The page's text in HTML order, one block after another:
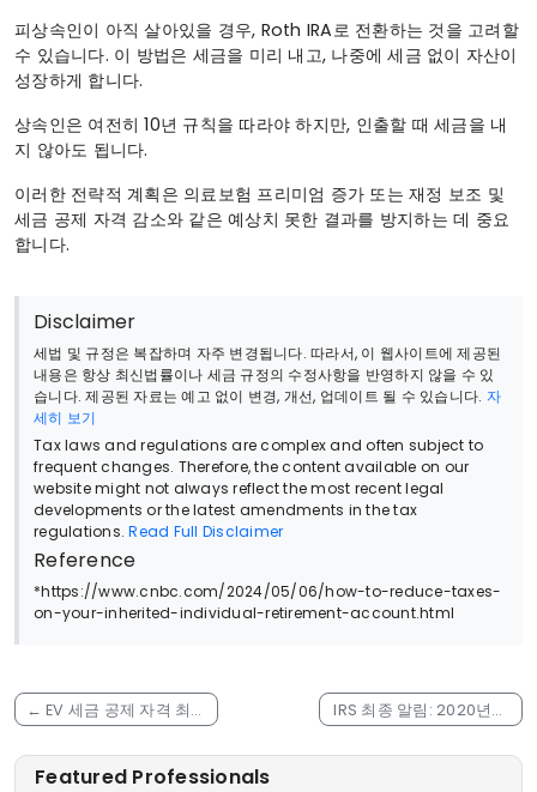
피상속인이 아직 살아있을 경우, Roth IRA로 전환하는 것을 고려할
수 있습니다. 이 방법은 세금을 미리 내고, 나중에 세금 없이 자산이
성장하게 합니다.
상속인은 여전히 10년 규칙을 따라야 하지만, 인출할 때 세금을 내
지 않아도 됩니다.
이러한 전략적 계획은 의료보험 프리미엄 증가 또는 재정 보조 및
세금 공제 자격 감소와 같은 예상치 못한 결과를 방지하는 데 중요
합니다.
Disclaimer
세법 및 규정은 복잡하며 자주 변경됩니다. 따라서, 이 웹사이트에 제공된
내용은 항상 최신법률이나 세금 규정의 수정사항을 반영하지 않을 수 있
습니다. 제공된 자료는 예고 없이 변경, 개선, 업데이트 될 수 있습니다. 자
세히 보기
Tax laws and regulations are complex and often subject to
frequent changes. Therefore, the content available on our
website might not always reflect the most recent legal
developments or the latest amendments in the tax
regulations.Read Full Disclaimer
Reference
*https://www.cnbc.com/2024/05/06/how-to-reduce-taxes-
on-your-inherited-individual-retirement-account.html
← EV 세금 공제 자격 최종
규정
IRS 최종 알림: 2020년도
tax refund 5월 17일에 만
료→
Featured Professionals